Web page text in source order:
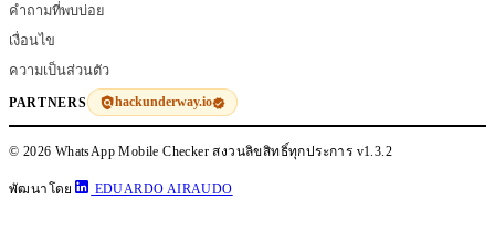
คำถามที่พบบ่อย
เงื่อนไข
ความเป็นส่วนตัว
PARTNERS hackunderway.io
© 2026 WhatsApp Mobile Checker สงวนลิขสิทธิ์ทุกประการ v1.3.2
พัฒนาโดย EDUARDO AIRAUDO